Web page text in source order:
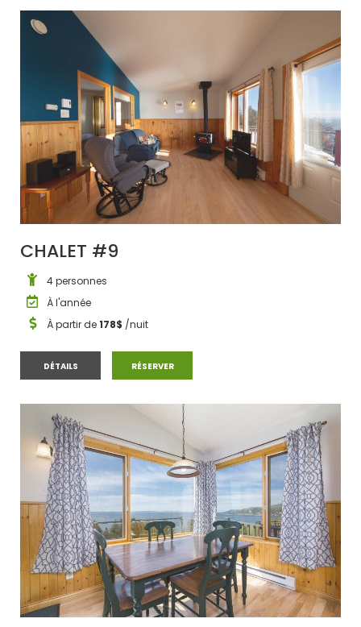
CHALET #9
4 personnes
À l'année
À partir de178$ /nuit
DÉTAILSCHALET #9 RÉSERVERCHALET #9